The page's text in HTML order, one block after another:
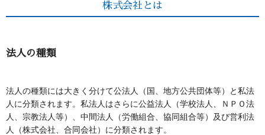
株式会社とは
法人の種類
法人の種類には大きく分けて公法人（国、地方公共団体等）と私法
人に分類されます。私法人はさらに公益法人（学校法人、ＮＰＯ法
人、宗教法人等）、中間法人（労働組合、協同組合等）及び営利法
人（株式会社、合同会社）に分類されます。